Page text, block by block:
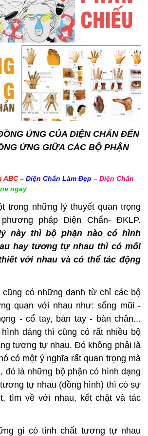
ỨNG CỦA DIỆN CHẨN ĐẾN
ỨNG GIỮA CÁC BỘ PHẬN
ABC – Diện Chẩn Làm Đẹp – Diện Chẩn
ngay
trong những lý thuyết quan trọng
pháp Diện Chẩn- ĐKLP.
này thì bộ phận nào có hình
hay tương tự nhau thì có mối
với nhau và có thể tác động
cũng có những danh từ chỉ các bộ
quan với nhau như: sống mũi -
- cổ tay, bàn tay - bàn chân...
dáng thì cũng có rất nhiều bộ
tương tự nhau. Đó không phải là
có một ý nghĩa rất quan trọng mà
đó là những bộ phận có hình dạng
tự nhau (đồng hình) thì có sự
tìm về với nhau, kết chặt và tác
gì có tính chất tương tự nhau